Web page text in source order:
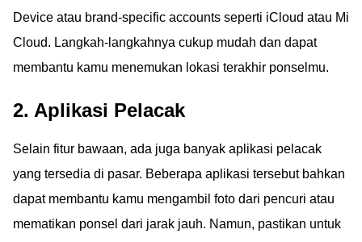
Device atau brand-specific accounts seperti iCloud atau Mi
Cloud. Langkah-langkahnya cukup mudah dan dapat
membantu kamu menemukan lokasi terakhir ponselmu.
2. Aplikasi Pelacak
Selain fitur bawaan, ada juga banyak aplikasi pelacak
yang tersedia di pasar. Beberapa aplikasi tersebut bahkan
dapat membantu kamu mengambil foto dari pencuri atau
mematikan ponsel dari jarak jauh. Namun, pastikan untuk